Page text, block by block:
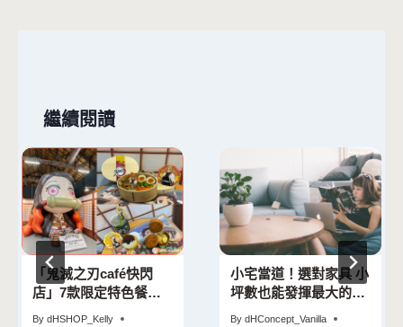
繼續閱讀
「鬼滅之刃café快閃
店」7款限定特色餐
By dHSHOP_Kelly
小宅當道！選對家具 小
坪數也能發揮最大的空
By dHConcept_Vanilla